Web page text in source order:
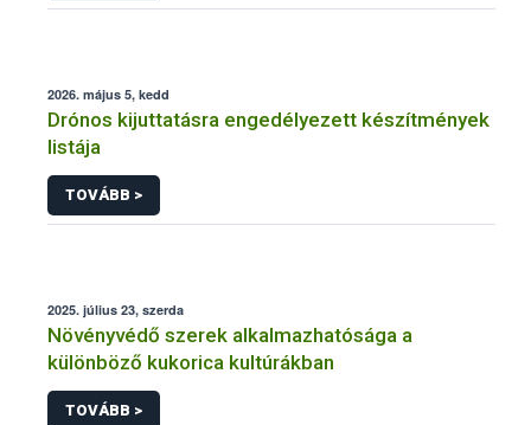
eljárásba
2026. május 5, kedd
Drónos kijuttatásra engedélyezett készítmények
listája
TOVÁBB >
2025. július 23, szerda
Növényvédő szerek alkalmazhatósága a
különböző kukorica kultúrákban
TOVÁBB >